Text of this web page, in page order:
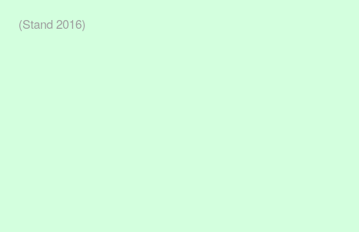
(Stand 2016)